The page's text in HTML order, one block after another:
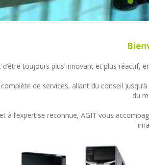
d’être toujours plus innovant et plus réactif,
de services, allant du conseil
du
à l’expertise reconnue, AGIT vous